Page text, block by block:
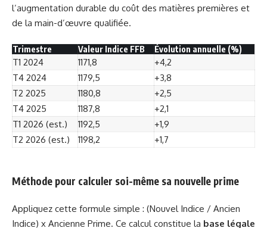
l’augmentation durable du coût des matières premières et
de la main-d’œuvre qualifiée.
Trimestre Valeur Indice FFB Évolution annuelle (%)
T1 2024 1171,8
+4,2
T4 2024
1179,5
+3,8
T2 2025
1180,8
+2,5
T4 2025
1187,8
+2,1
T1 2026 (est.)
1192,5
+1,9
T2 2026 (est.)
1198,2 +1,7
Méthode pour calculer soi-même sa nouvelle prime
Appliquez cette formule simple : (Nouvel Indice / Ancien
Indice) x Ancienne Prime. Ce calcul constitue la base légale